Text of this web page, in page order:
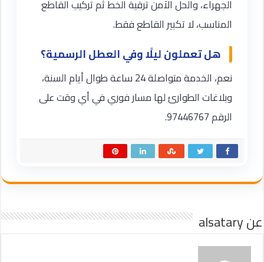
الجهراء، والحل الآمن ترقية الخط ثم تركيب القاطع
المناسب، لا تكبير القاطع فقط.
هل تعملون ليلًا وفي العطل الرسمية؟
نعم، الخدمة متواصلة 24 ساعة طوال أيام السنة،
وبلاغات الطوارئ لها مسار فوري في أي وقت على
الرقم 97446767.
عن alsatary